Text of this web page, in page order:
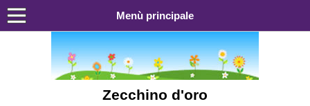
Menù principale
Zecchino d'oro